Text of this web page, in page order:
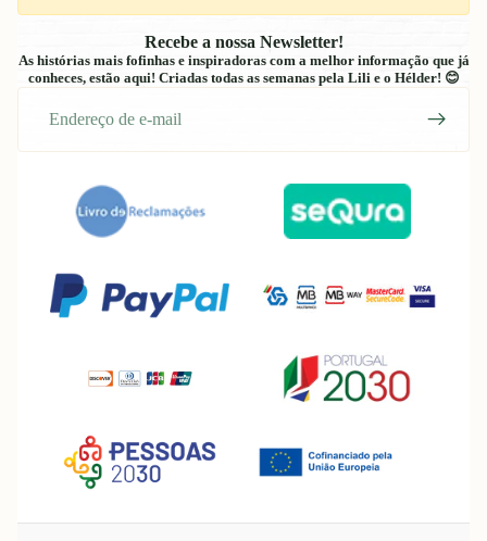
Recebe a nossa Newsletter!
As histórias mais fofinhas e inspiradoras com a melhor informação que já
conheces, estão aqui! Criadas todas as semanas pela Lili e o Hélder! 😊